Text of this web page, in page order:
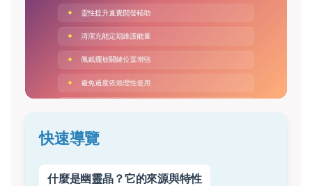
快速導覽
什麼是幽靈晶？它的來源與特性